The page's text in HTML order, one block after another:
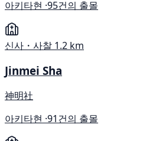
아키타현 ·95건의 출몰
신사・사찰 1.2 km
Jinmei Sha
神明社
아키타현 ·91건의 출몰